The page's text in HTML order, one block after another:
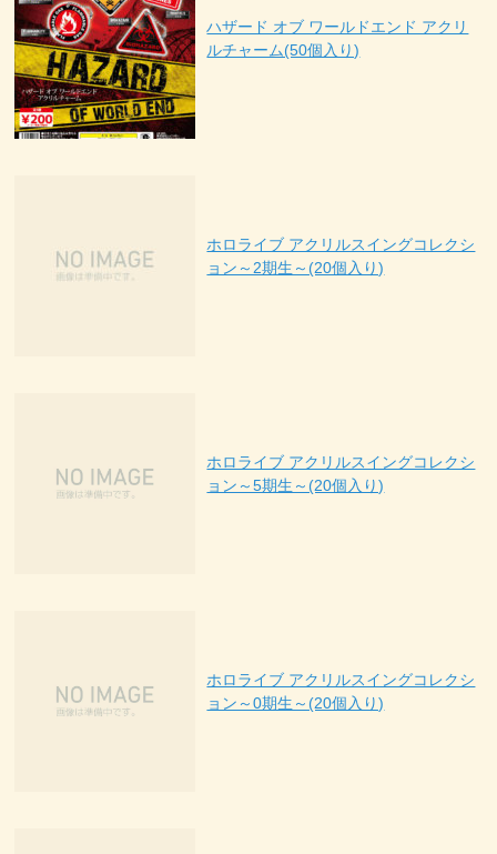
ハザード オブ ワールドエンド アクリ
ルチャーム(50個入り)
ホロライブ アクリルスイングコレクシ
ョン～2期生～(20個入り)
ホロライブ アクリルスイングコレクシ
ョン～5期生～(20個入り)
ホロライブ アクリルスイングコレクシ
ョン～0期生～(20個入り)